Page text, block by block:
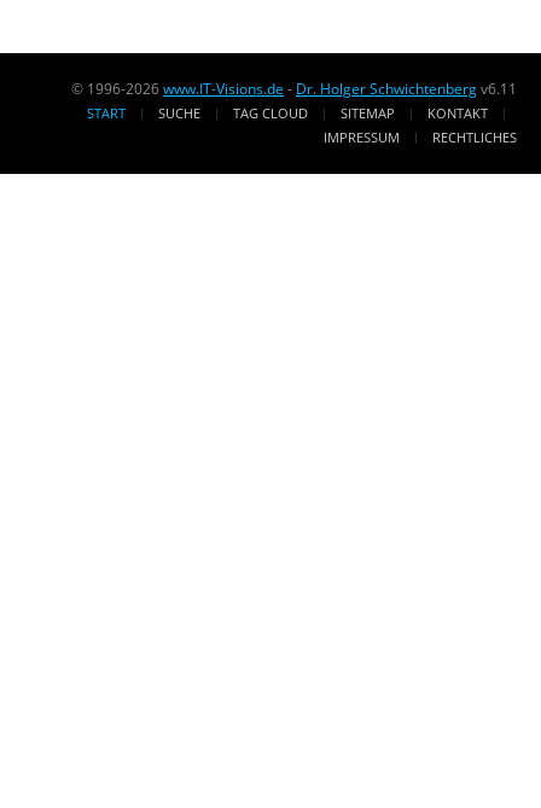
© 1996-2026www.IT-Visions.de - Dr. Holger Schwichtenbergv6.11
START SUCHE TAG CLOUD SITEMAP
KONTAKT
IMPRESSUM
RECHTLICHES